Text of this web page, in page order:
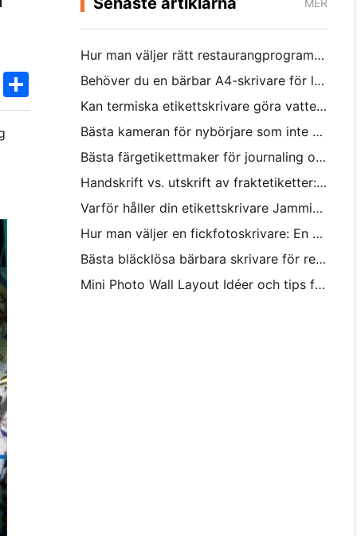
TwitterShare
MER
Hur man väljer rätt restaurangprogramvara för din lilla eller medelstora restaurang
Behöver du en bärbar A4-skrivare för lagerfakturor? Vad faktiskt fungerar
Kan termiska etikettskrivare göra vattentäta etiketter för småföretagsprodukter?
Bästa kameran för nybörjare som inte vill slösa papper
Bästa färgetikettmaker för journaling och scrapbooking: Lägg till mer färg på varje sida
Handskrift vs. utskrift av fraktetiketter: Tips för små företag 2026
Varför håller din etikettskrivare Jamming?
Hur man väljer en fickfotoskrivare: En komplett guide för journaling, resor och iPhone-användare
Bästa bläcklösa bärbara skrivare för resa, skola och mobilt arbete: Hanin MT620 Pro Review
Mini Photo Wall Layout Idéer och tips för sovrum och sovsal dekoration